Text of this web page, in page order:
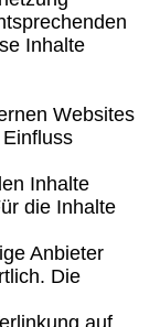
Inhalte
Websites
Inhalte
die Inhalte
Anbieter
Die
auf